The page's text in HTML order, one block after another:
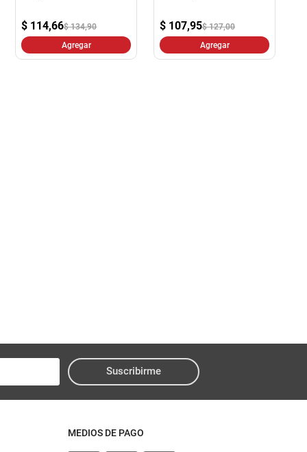
$ 114,66$ 134,90
Agregar
$ 107,95$ 127,00
Agregar
Suscribirme
MEDIOS DE PAGO